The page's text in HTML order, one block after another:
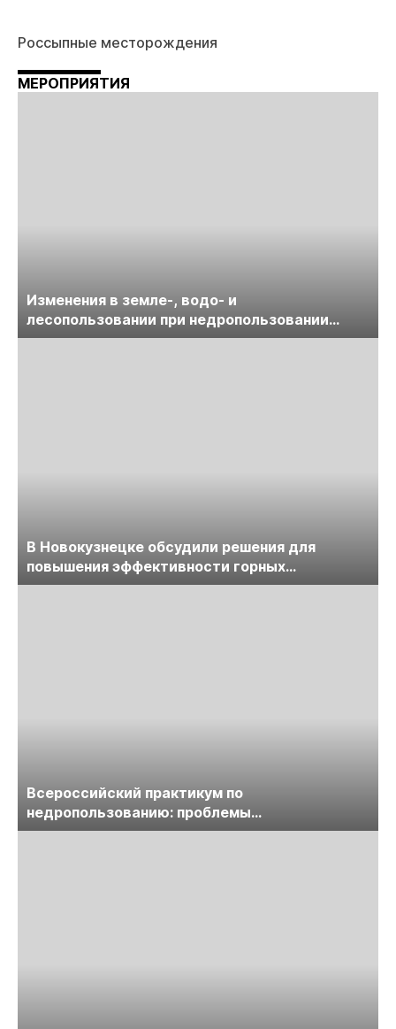
Россыпные месторождения
МЕРОПРИЯТИЯ
Изменения в земле-, водо- и
лесопользовании при недропользовании
обсудят на семинаре «ПравоТЭК»
В Новокузнецке обсудили решения для
повышения эффективности горных
предприятий
Всероссийский практикум по
недропользованию: проблемы
лицензирования, цифровизации, экспертизы